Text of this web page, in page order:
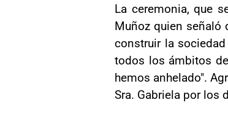
La ceremonia, que
Muñoz quien señaló
construir la
todos los ámbitos
hemos anhelado".
Sra. Gabriela por los